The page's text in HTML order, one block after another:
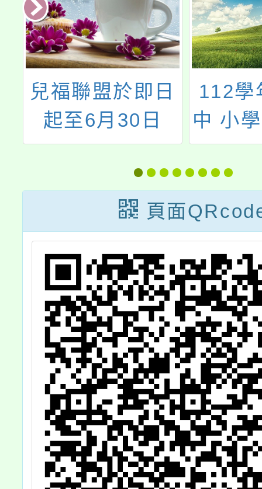
兒福聯盟於即日
起至6月30日
(二)期間進行
「青少年外貌認
知與心理健康調
查」，歡迎同學
們填答。
112學
中 小
教學
頁面